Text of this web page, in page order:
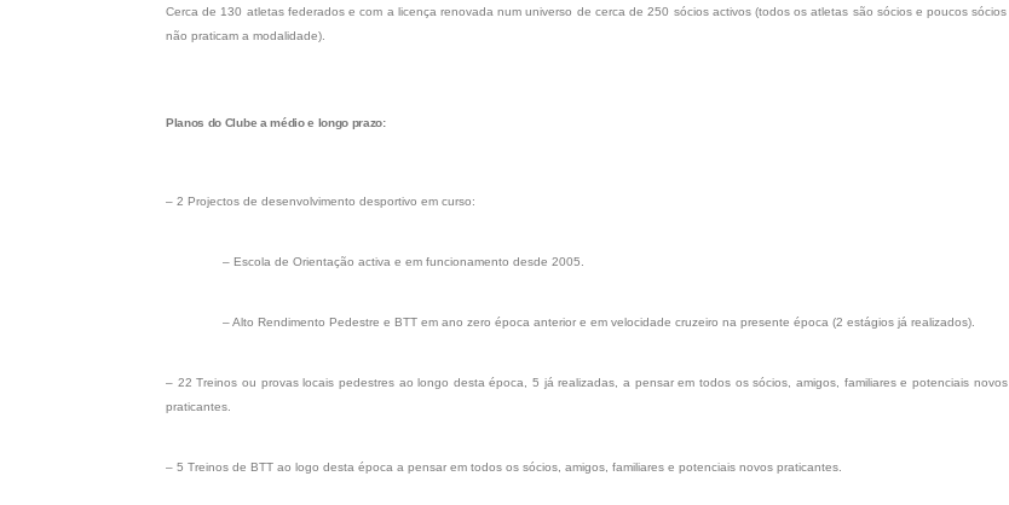
Cerca de 130 atletas federados e com a licença renovada num universo de cerca de 250 sócios activos (todos os atletas são sócios e poucos sócios
não praticam a modalidade).
Planos do Clube a médio e longo prazo:
– 2 Projectos de desenvolvimento desportivo em curso:
– Escola de Orientação activa e em funcionamento desde 2005.
– Alto Rendimento Pedestre e BTT em ano zero época anterior e em velocidade cruzeiro na presente época (2 estágios já realizados).
– 22 Treinos ou provas locais pedestres ao longo desta época, 5 já realizadas, a pensar em todos os sócios, amigos, familiares e potenciais novos
praticantes.
– 5 Treinos de BTT ao logo desta época a pensar em todos os sócios, amigos, familiares e potenciais novos praticantes.